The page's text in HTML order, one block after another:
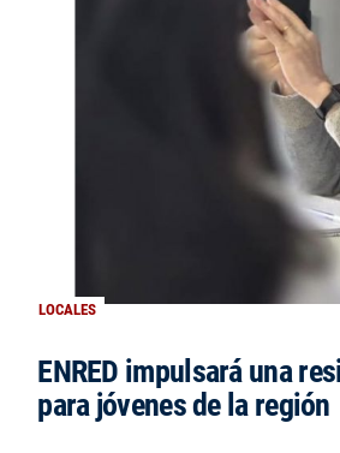
LOCALES
ENRED impulsará una
para jóvenes de la región